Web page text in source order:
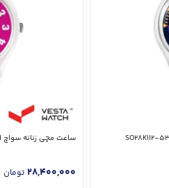
ساعت مچی زنانه سواچ SWATCH مدل GW190
28,400,000 تومان